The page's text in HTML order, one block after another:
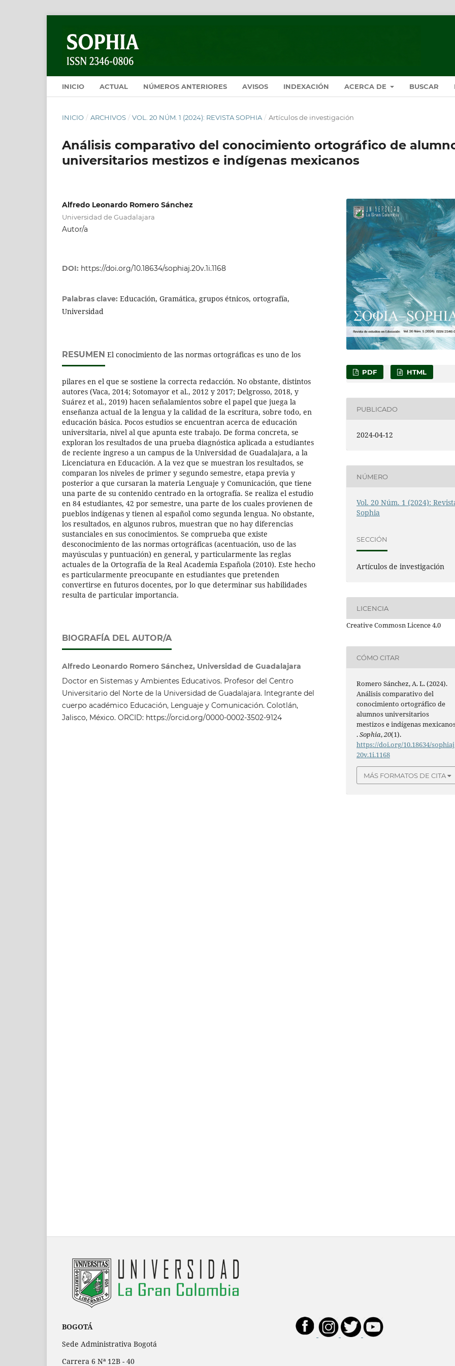
INICIO ACTUAL NÚMEROS ANTERIORES AVISOS INDEXACIÓN ACERCA DE BUSCAR
INICIO / ARCHIVOS / VOL. 20 NÚM. 1 (2024): REVISTA SOPHIA / Artículos de investigación
Análisis comparativo del conocimiento ortográfico de
universitarios mestizos e indígenas mexicanos
Alfredo Leonardo Romero Sánchez
Universidad de Guadalajara
Autor/a
DOI: https://doi.org/10.18634/sophiaj.20v.1i.1168
Palabras clave: Educación, Gramática, grupos étnicos, ortografía,
Universidad
RESUMEN El conocimiento de las normas ortográficas es uno de los
pilares en el que se sostiene la correcta redacción. No obstante, distintos
autores (Vaca, 2014; Sotomayor et al., 2012 y 2017; Delgrosso, 2018, y
Suárez et al., 2019) hacen señalamientos sobre el papel que juega la
enseñanza actual de la lengua y la calidad de la escritura, sobre todo, en
educación básica. Pocos estudios se encuentran acerca de educación
universitaria, nivel al que apunta este trabajo. De forma concreta, se
exploran los resultados de una prueba diagnóstica aplicada a estudiantes
de reciente ingreso a un campus de la Universidad de Guadalajara, a la
Licenciatura en Educación. A la vez que se muestran los resultados, se
comparan los niveles de primer y segundo semestre, etapa previa y
posterior a que cursaran la materia Lenguaje y Comunicación, que tiene
una parte de su contenido centrado en la ortografía. Se realiza el estudio
en 84 estudiantes, 42 por semestre, una parte de los cuales provienen de
pueblos indígenas y tienen al español como segunda lengua. No obstante,
los resultados, en algunos rubros, muestran que no hay diferencias
sustanciales en sus conocimientos. Se comprueba que existe
desconocimiento de las normas ortográficas (acentuación, uso de las
mayúsculas y puntuación) en general, y particularmente las reglas
actuales de la Ortografía de la Real Academia Española (2010). Este hecho
es particularmente preocupante en estudiantes que pretenden
convertirse en futuros docentes, por lo que determinar sus habilidades
resulta de particular importancia.
BIOGRAFÍA DEL AUTOR/A
Alfredo Leonardo Romero Sánchez, Universidad de Guadalajara
Doctor en Sistemas y Ambientes Educativos. Profesor del Centro
Universitario del Norte de la Universidad de Guadalajara. Integrante del
cuerpo académico Educación, Lenguaje y Comunicación. Colotlán,
Jalisco, México. ORCID: https://orcid.org/0000-0002-3502-9124
PDF HTML
PUBLICADO
2024-04-12
NÚMERO
Vol. 20 Núm. 1 (2024):
Sophia
SECCIÓN
Artículos de investigación
LICENCIA
Creative Commosn Licence 4.0
CÓMO CITAR
Romero Sánchez, A. L. (2024).
Análisis comparativo del
conocimiento ortográfico de
alumnos universitarios
mestizos e indígenas
.Sophia,20(1).
https://doi.org/10.18634/
20v.1i.1168
MÁS FORMATOS DE CITA
BOGOTÁ
Sede Administrativa Bogotá
Carrera 6 Nª 12B - 40